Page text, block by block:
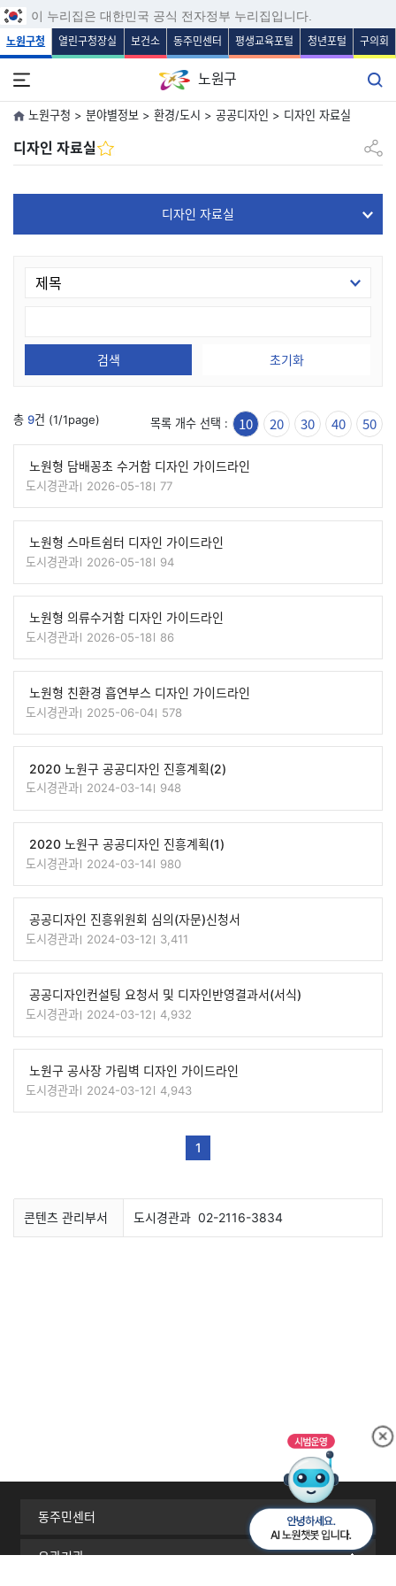
본문 바로가기
주메뉴 바로가기
보조메뉴 바로가기
푸터 바로가기
이 누리집은 대한민국 공식 전자정부 누리집입니다.
노원구청 열린구청장실 보건소 동주민센터 평생교육포털 청년포털 구의회
노원구
노원구청 > 분야별정보 > 환경/도시 > 공공디자인 > 디자인 자료실
디자인 자료실 공유하
디자인 자료실
검색 초기화
총 9건 (1/1page) 목록 개수 선택 : 10 20 30 40 50
노원형 담배꽁초 수거함 디자인 가이드라인
도시경관과 2026-05-18 77
노원형 스마트쉼터 디자인 가이드라인
도시경관과 2026-05-18 94
노원형 의류수거함 디자인 가이드라인
도시경관과 2026-05-18 86
노원형 친환경 흡연부스 디자인 가이드라인
도시경관과 2025-06-04 578
2020 노원구 공공디자인 진흥계획(2)
도시경관과 2024-03-14 948
2020 노원구 공공디자인 진흥계획(1)
도시경관과 2024-03-14 980
공공디자인 진흥위원회 심의(자문)신청서
도시경관과 2024-03-12 3,411
공공디자인컨설팅 요청서 및 디자인반영결과서(서식)
도시경관과 2024-03-12 4,932
노원구 공사장 가림벽 디자인 가이드라인
도시경관과 2024-03-12 4,943
1
콘텐츠 관리부서 도시경관과 02-2116-3834
동주민센터
유관기관